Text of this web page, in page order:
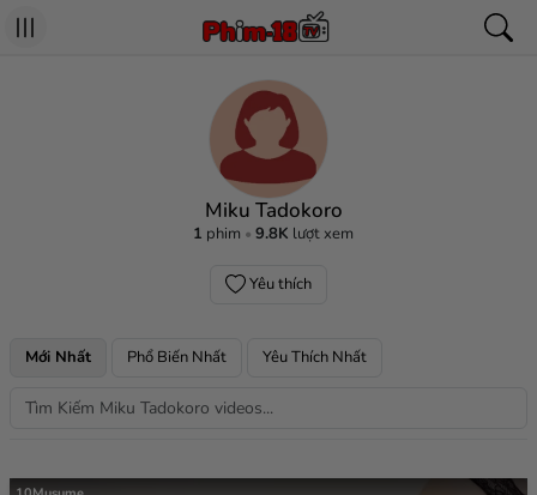
Miku Tadokoro
1 phim 9.8K lượt xem
Yêu thích
Mới Nhất Phổ Biến Nhất Yêu Thích Nhất